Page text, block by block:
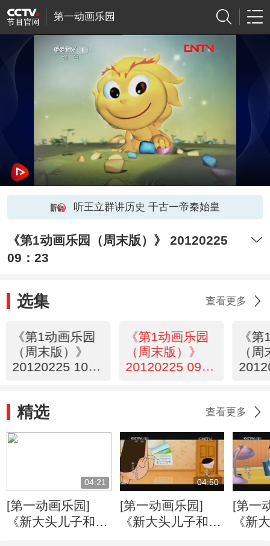
第一动画乐园
听王立群讲历史 千古一帝秦始皇
《第1动画乐园（周末版）》 20120225
09：23
选集 查看更多
《第1动画乐园
（周末版）》
20120225 10：
《第1动画乐园
（周末版）》
20120225 09：
《
（
精选 查看更多
04:21
[第一动画乐园]
《新大头儿子和小
04:50
[第一动画乐园]
《新大头儿子和小
[第一
《新